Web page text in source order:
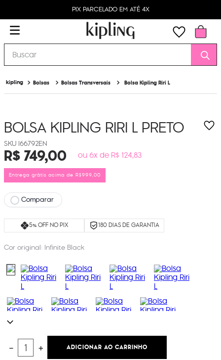
PIX PARCELADO EM ATÉ 4X
Buscar
Bolsas Bolsas Transversais Bolsa Kipling Riri L
BOLSA KIPLING RIRI LPRETO
I66792EN
R$749,00 ou 6x de R$ 124,83
Entrega grátis acima de R$999,00
Comparar
5% OFF NO PIX 180 DIAS DE GARANTIA
Cor original: Infinite Black
＋
－ ADICIONAR AO CARRINHO